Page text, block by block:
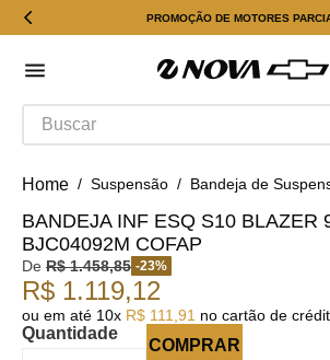
PROMOÇÃO DE MOTORES
Buscar
Suspensão Bandeja de
BANDEJA INF ESQ S10 BLAZER
BJC04092M COFAP
De R$ 1.458,85 -23%
R$ 1.119,12
ou em até 10x R$ 111 91 no cartão de
Quantidade
COMPRAR